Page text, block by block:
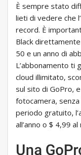
È sempre stato
lieti di vedere che
record. È
Black
50 e un anno di
L’abbonamento ti
cloud illimitato,
sul sito di GoPro,
fotocamera,
periodo gratuito,
all’anno o $ 4,99 al
Una